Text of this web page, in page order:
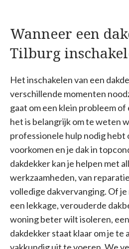
Wanneer een
Tilburg
Het inschakelen van een
verschillende momenten
gaat om een klein probleem
het is belangrijk om te weten
professionele hulp nodig hebt
voorkomen en je dak in
dakdekker kan je helpen met
werkzaamheden, van
volledige dakvervanging. Of
een lekkage, verouderde
woning beter wilt isoleren,
dakdekker staat klaar om je